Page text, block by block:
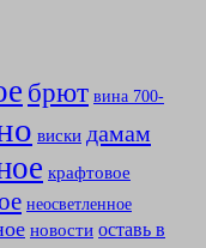
брют вина 700-
виски дамам
крафтовое
неосветленное
новости оставь в